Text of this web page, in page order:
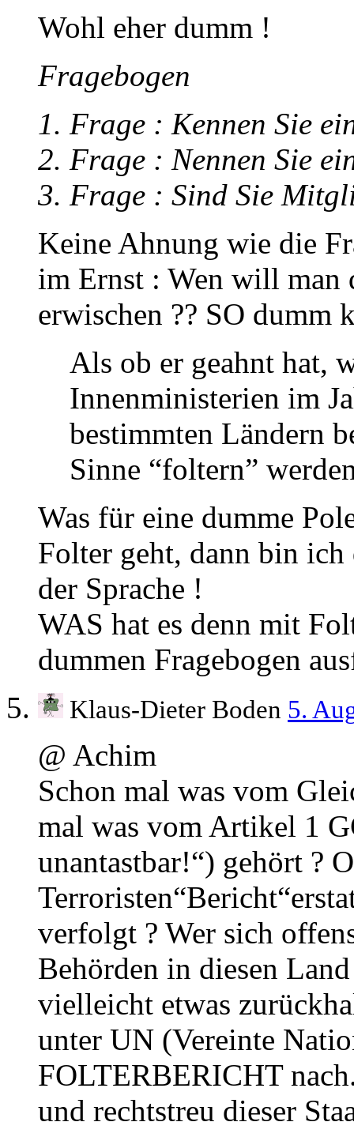
Wohl eher dumm !
Fragebogen
1. Frage : Kennen Sie
2. Frage : Nennen Sie
3. Frage : Sind Sie
Keine Ahnung wie die
im Ernst : Wen will man
erwischen ?? SO
Als ob er geahnt hat,
Innenministerien im
bestimmten Ländern
Sinne “foltern”
Was für eine dumme
Folter geht, dann bin
der Sprache !
WAS hat es denn mit
dummen Fragebogen
Klaus-Dieter Boden 5.
@ Achim
Schon mal was vom
mal was vom Artikel 1
unantastbar!“) gehört ?
verfolgt ? Wer sich
Behörden in diesen
vielleicht etwas
unter UN (Vereinte
FOLTERBERICHT
und rechtstreu dieser